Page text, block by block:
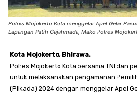
Polres Mojokerto Kota menggelar Apel Gelar
Lapangan Patih Gajahmada, Mako Polres
Kota Mojokerto, Bhirawa.
Polres Mojokerto Kota bersama TNI dan
untuk melaksanakan pengamanan
(Pilkada) 2024 dengan menggelar Apel